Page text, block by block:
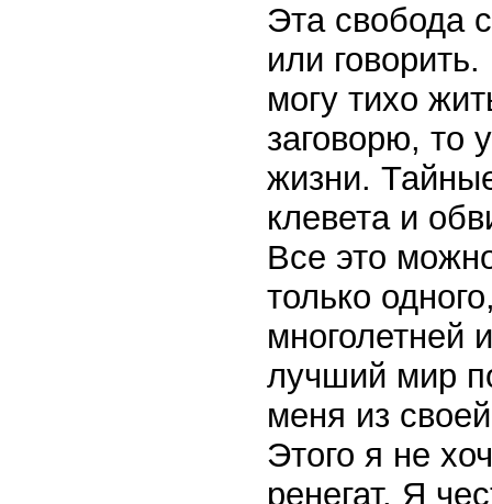
Эта свобода
или
могу тихо
заговорю, то
жизни.
клевета и
Все это
только
многолетней
лучший мир
меня из
Этого я не
ренегат. Я